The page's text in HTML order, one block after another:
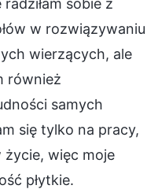
w rozwiązywaniu
wierzących, ale
również
samych
się tylko na pracy,
życie, więc moje
płytkie.